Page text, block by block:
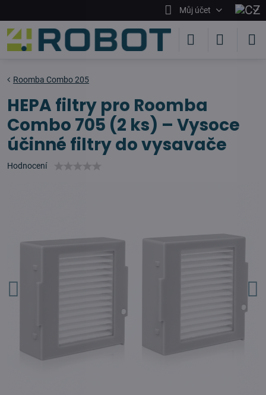
Můj účet
Roomba Combo 205
HEPA filtry pro Roomba
Combo 705 (2 ks) – Vysoce
účinné filtry do vysavače
Hodnocení